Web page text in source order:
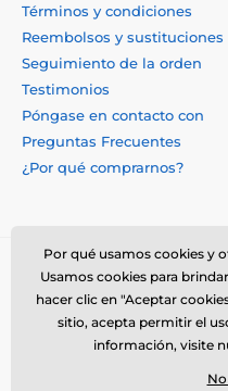
Términos y condiciones
Reembolsos y sustituciones
Seguimiento de la orden
Testimonios
Póngase en contacto con
Preguntas Frecuentes
¿Por qué comprarnos?
Por qué usamos cookies y
Usamos cookies para
hacer clic en "Aceptar
sitio, acepta permitir el
información, visite